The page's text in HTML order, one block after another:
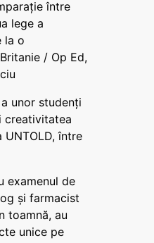
între
lege a
la o
/ Op Ed,
unor studenți
creativitatea
între
examenul de
și farmacist
toamnă, au
unice pe